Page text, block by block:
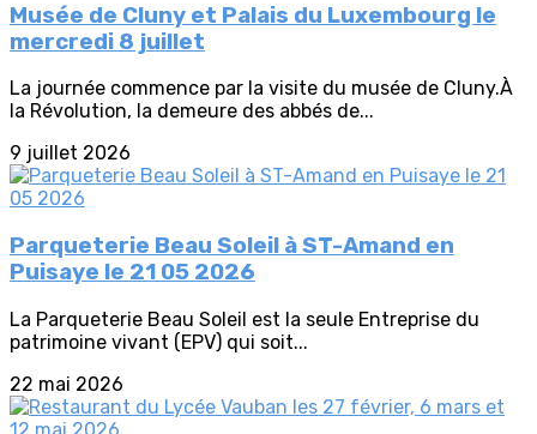
Musée de Cluny et Palais du Luxembourg le
mercredi 8 juillet
La journée commence par la visite du musée de Cluny.À
la Révolution, la demeure des abbés de...
9 juillet 2026
Parqueterie Beau Soleil à ST-Amand en
Puisaye le 21 05 2026
La Parqueterie Beau Soleil est la seule Entreprise du
patrimoine vivant (EPV) qui soit...
22 mai 2026